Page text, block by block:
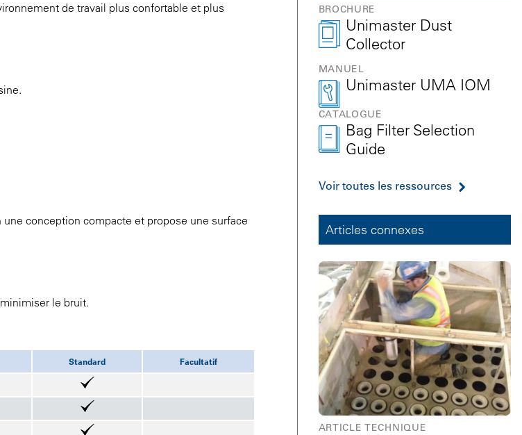
de travail plus confortable et plus
conception compacte et propose une surface
le bruit.
Standard Facultatif
BROCHURE
Unimaster Dust
Collector
MANUEL
Unimaster UMA IOM
CATALOGUE
Bag Filter Selection
Guide
Voir toutes les ressources
Articles connexes
ARTICLE TECHNIQUE